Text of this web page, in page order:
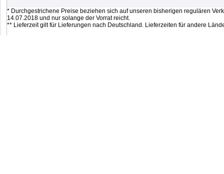
* Durchgestrichene Preise beziehen sich auf unseren bisherigen regulären
14.07.2018 und nur solange der Vorrat reicht.
** Lieferzeit gilt für Lieferungen nach Deutschland. Lieferzeiten für andere